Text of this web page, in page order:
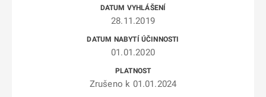
28.11.2019
01.01.2020
Zrušeno k 01.01.2024